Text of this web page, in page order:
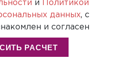
и
Политикой
данных, с
и согласен
РАСЧЕТ